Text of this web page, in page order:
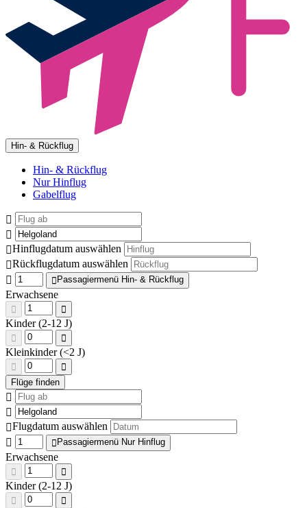
Hin- & Rückflug
Hin- & Rückflug
Nur Hinflug
Gabelflug
Hinflugdatum auswählen
Rückflugdatum auswählen
Passagiermenü Hin- & Rückflug
Erwachsene
Kinder (2-12 J)
Kleinkinder (<2 J)
Flugdatum auswählen
Passagiermenü Nur Hinflug
Erwachsene
Kinder (2-12 J)